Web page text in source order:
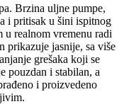
Brzina uljne pumpe,
i pritisak u šini ispitnog
u realnom vremenu radi
prikazuje jasnije, sa više
grešaka koji se
pouzdan i stabilan, a
i proizvedeno